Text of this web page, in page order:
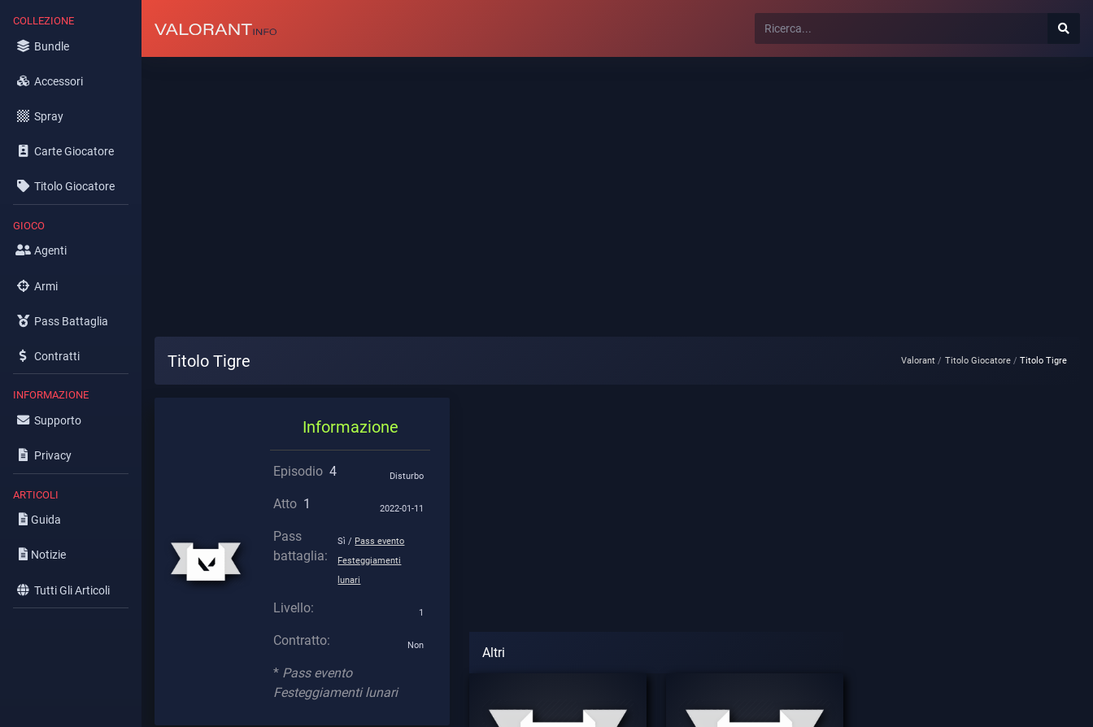
COLLEZIONE
Bundle
Accessori
Spray
Carte Giocatore
Titolo Giocatore
GIOCO
Agenti
Armi
Pass Battaglia
Contratti
INFORMAZIONE
Supporto
Privacy
ARTICOLI
Guida
Notizie
Tutti Gli Articoli
Titolo Tigre Valorant Titolo Giocatore Titolo Tigre
Informazione
Episodio 4 Disturbo
Atto 1 2022-01-11
Pass
battaglia:
Sì / Pass evento
Festeggiamenti
lunari
Livello: 1
Contratto: Non
* Pass evento
Festeggiamenti lunari
Altri